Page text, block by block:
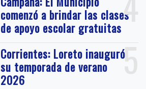
comenzó a brindar las clases
de apoyo escolar gratuitas
5
Corrientes: Loreto inauguró
su temporada de verano
2026